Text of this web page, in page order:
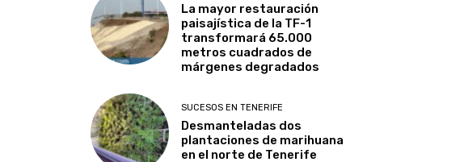
La mayor restauración
paisajística de la TF-1
transformará 65.000
metros cuadrados de
márgenes degradados
SUCESOS EN TENERIFE
Desmanteladas dos
plantaciones de marihuana
en el norte de Tenerife